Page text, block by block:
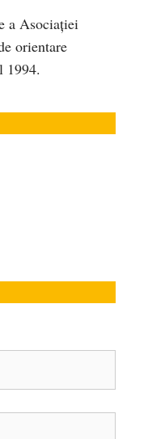
a Asociaţiei
orientare
1994.